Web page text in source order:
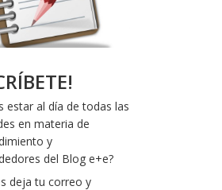
estar al día de todas las
en materia de
y
del Blog e+e?
deja tu correo y